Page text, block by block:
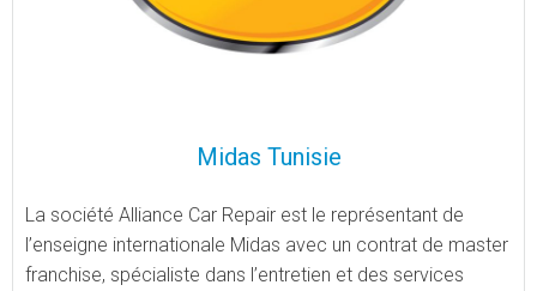
Midas Tunisie
La société Alliance Car Repair est le représentant de
l’enseigne internationale Midas avec un contrat de master
franchise, spécialiste dans l’entretien et des services